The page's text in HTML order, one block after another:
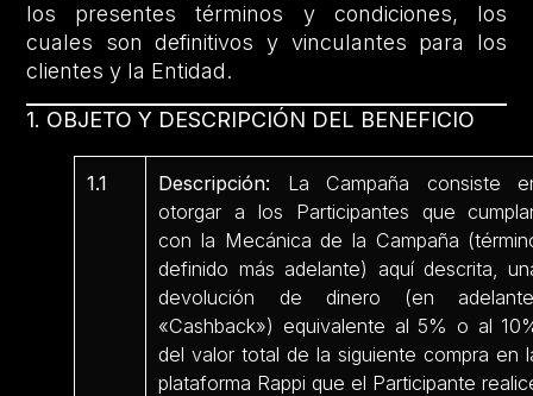
los presentes términos y condiciones, los
cuales son definitivos y vinculantes para los
clientes y la Entidad.
1. OBJETO Y DESCRIPCIÓN DEL BENEFICIO
1.1 Descripción: La Campaña consiste
otorgar a los Participantes que
con la Mecánica de la Campaña
definido más adelante) aquí descrita,
devolución de dinero (en
«Cashback») equivalente al 5% o al
del valor total de la siguiente compra en
plataforma Rappi que el Participante